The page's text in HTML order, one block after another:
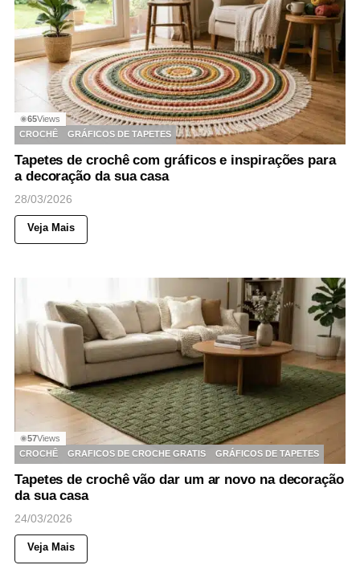
◉65Views
CROCHÊ
GRÁFICOS DE TAPETES
Tapetes de crochê com gráficos e inspirações para
a decoração da sua casa
28/03/2026
Veja Mais
◉57Views
CROCHÊ
GRAFICOS DE CROCHE GRATIS GRÁFICOS DE TAPETES
Tapetes de crochê vão dar um ar novo na decoração
da sua casa
24/03/2026
Veja Mais